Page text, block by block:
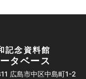
記念資料館
タベース
広島市中区中島町1-2